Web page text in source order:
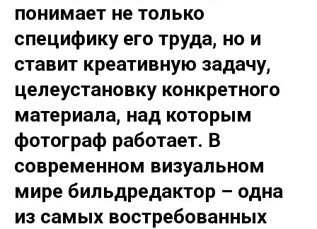
понимает не только
специфику его труда, но и
ставит креативную задачу,
целеустановку конкретного
материала, над которым
фотограф работает. В
современном визуальном
мире бильдредактор – одна
из самых востребованных